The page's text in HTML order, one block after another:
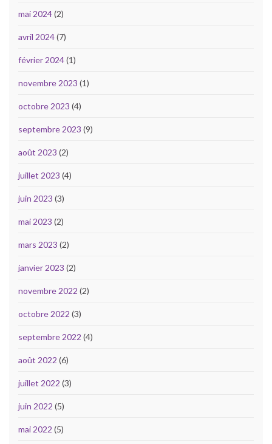
mai 2024(2)
avril 2024(7)
février 2024(1)
novembre 2023 (1)
octobre 2023 (4)
septembre 2023 (9)
août 2023 (2)
juillet 2023 (4)
juin 2023 (3)
mai 2023 (2)
mars 2023 (2)
janvier 2023 (2)
novembre 2022 (2)
octobre 2022 (3)
septembre 2022 (4)
août 2022 (6)
juillet 2022 (3)
juin 2022 (5)
mai 2022 (5)